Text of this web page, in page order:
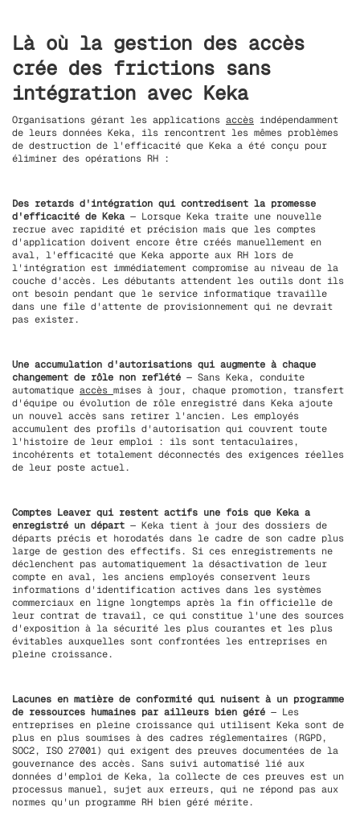
Là où la gestion des accès
crée des frictions sans
intégration avec Keka
Organisations gérant les applications accès indépendamment
de leurs données Keka, ils rencontrent les mêmes problèmes
de destruction de l'efficacité que Keka a été conçu pour
éliminer des opérations RH :
Des retards d'intégration qui contredisent la promesse
d'efficacité de Keka — Lorsque Keka traite une nouvelle
recrue avec rapidité et précision mais que les comptes
d'application doivent encore être créés manuellement en
aval, l'efficacité que Keka apporte aux RH lors de
l'intégration est immédiatement compromise au niveau de la
couche d'accès. Les débutants attendent les outils dont ils
ont besoin pendant que le service informatique travaille
dans une file d'attente de provisionnement qui ne devrait
pas exister.
Une accumulation d'autorisations qui augmente à chaque
changement de rôle non reflété — Sans Keka, conduite
automatique accès mises à jour, chaque promotion, transfert
d'équipe ou évolution de rôle enregistré dans Keka ajoute
un nouvel accès sans retirer l'ancien. Les employés
accumulent des profils d'autorisation qui couvrent toute
l'histoire de leur emploi : ils sont tentaculaires,
incohérents et totalement déconnectés des exigences réelles
de leur poste actuel.
Comptes Leaver qui restent actifs une fois que Keka a
enregistré un départ — Keka tient à jour des dossiers de
départs précis et horodatés dans le cadre de son cadre plus
large de gestion des effectifs. Si ces enregistrements ne
déclenchent pas automatiquement la désactivation de leur
compte en aval, les anciens employés conservent leurs
informations d'identification actives dans les systèmes
commerciaux en ligne longtemps après la fin officielle de
leur contrat de travail, ce qui constitue l'une des sources
d'exposition à la sécurité les plus courantes et les plus
évitables auxquelles sont confrontées les entreprises en
pleine croissance.
Lacunes en matière de conformité qui nuisent à un programme
de ressources humaines par ailleurs bien géré — Les
entreprises en pleine croissance qui utilisent Keka sont de
plus en plus soumises à des cadres réglementaires (RGPD,
SOC2, ISO 27001) qui exigent des preuves documentées de la
gouvernance des accès. Sans suivi automatisé lié aux
données d'emploi de Keka, la collecte de ces preuves est un
processus manuel, sujet aux erreurs, qui ne répond pas aux
normes qu'un programme RH bien géré mérite.